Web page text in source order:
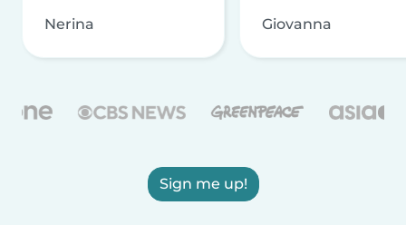
Nerina Giovanna
Sign me up!